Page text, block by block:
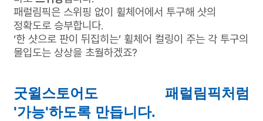
패럴림픽은 스위핑 없이 휠체어에서 투구해 샷의
정확도로 승부합니다.
‘한 샷으로 판이 뒤집히는’ 휠체어 컬링이 주는 각 투구의
몰입도는 상상을 초월하겠죠?
굿윌스토어도 패럴림픽처럼
'가능'하도록 만듭니다.